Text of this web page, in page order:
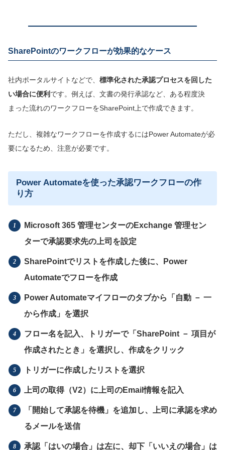
SharePointのワークフローが効果的なケース
社内ポータルサイトなどで、 標準化された承認プロセスを回した
い場合に便利 です。例えば、文書の発行承認など、ある程度決
まった流れのワークフローをSharePoint上で作成できます。
ただし、複雑なワークフローを作成するにはPower Automateが必
要になるため、注意が必要です。
Power Automateを使った承認ワークフローの作
り方
Microsoft 365 管理センターのExchange 管理セン
ターで承認要求先の上司を設定
SharePointでリストを作成した後に、Power
Automateでフローを作成
Power Automateマイフローのタブから「自動 － 一
から作成」を選択
フロー名を記入、トリガーで「SharePoint － 項目が
作成されたとき」を選択し、作成をクリック
トリガーに作成したリストを選択
上司の取得（V2）に上司のEmail情報を記入
「開始して承認を待機」を追加し、上司に承認を求め
るメールを送信
承認「はいの場合」は左に、却下「いいえの場合」は